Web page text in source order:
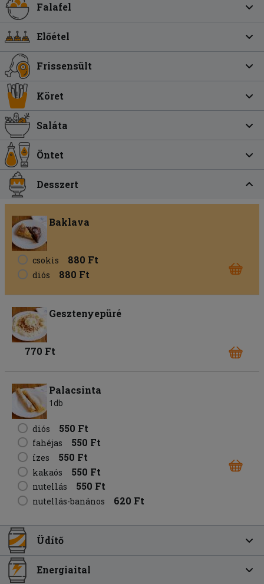
Falafel
Előétel
Frissensült
Köret
Saláta
Öntet
Desszert
Baklava
csokis 880 Ft
diós 880 Ft
Gesztenyepüré
770 Ft
Palacsinta
1db
diós 550 Ft
fahéjas 550 Ft
ízes 550 Ft
kakaós 550 Ft
nutellás 550 Ft
nutellás-banános 620 Ft
Üdítő
Energiaital